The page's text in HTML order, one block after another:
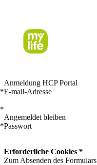
Anmeldung HCP Portal
*E-mail-Adresse
*
Angemeldet bleiben
*Passwort
Erforderliche Cookies *
Zum Absenden des Formulars